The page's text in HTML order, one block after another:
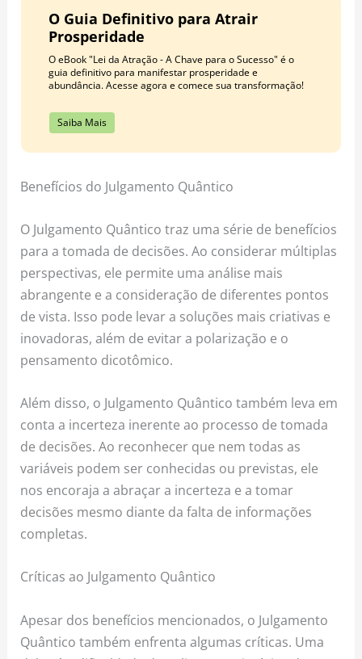
O Guia Definitivo para Atrair
Prosperidade
O eBook "Lei da Atração - A Chave para o Sucesso" é o
guia definitivo para manifestar prosperidade e
abundância. Acesse agora e comece sua transformação!
Saiba Mais
Benefícios do Julgamento Quântico
O Julgamento Quântico traz uma série de benefícios
para a tomada de decisões. Ao considerar múltiplas
perspectivas, ele permite uma análise mais
abrangente e a consideração de diferentes pontos
de vista. Isso pode levar a soluções mais criativas e
inovadoras, além de evitar a polarização e o
pensamento dicotômico.
Além disso, o Julgamento Quântico também leva em
conta a incerteza inerente ao processo de tomada
de decisões. Ao reconhecer que nem todas as
variáveis podem ser conhecidas ou previstas, ele
nos encoraja a abraçar a incerteza e a tomar
decisões mesmo diante da falta de informações
completas.
Críticas ao Julgamento Quântico
Apesar dos benefícios mencionados, o Julgamento
Quântico também enfrenta algumas críticas. Uma